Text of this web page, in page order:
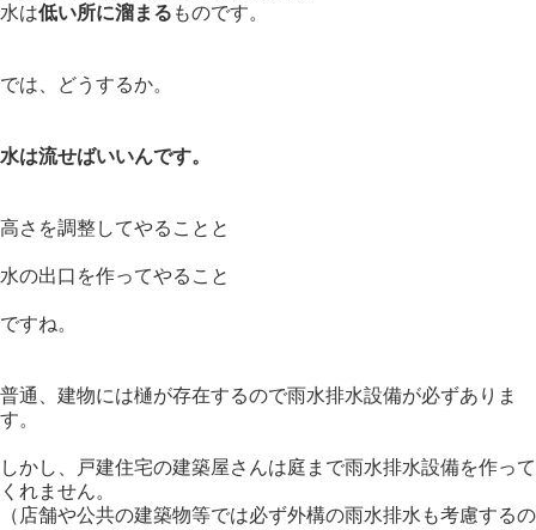
水は低い所に溜まる ものです。
では、どうするか。
水は流せばいいんです。
高さを調整してやることと
水の出口を作ってやること
ですね。
普通、建物には樋が存在するので雨水排水設備が必ずありま
す。
しかし、戸建住宅の建築屋さんは庭まで雨水排水設備を作って
くれません。
（店舗や公共の建築物等では必ず外構の雨水排水も考慮するの